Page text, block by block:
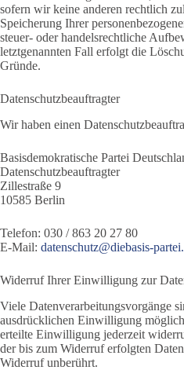
sofern wir keine anderen rechtlich
Speicherung Ihrer
steuer- oder handelsrechtliche
letztgenannten Fall erfolgt die
Gründe.
Datenschutz­beauftragter
Wir haben einen
Basisdemokratische Partei
Datenschutzbeauftragter
Zillestraße 9
10585 Berlin
Telefon: 030 / 863 20 27 80
E-Mail: datenschutz@diebasis-
Widerruf Ihrer Einwilligung zur
Viele Datenverarbeitungsvorgänge
ausdrücklichen Einwilligung
erteilte Einwilligung jederzeit
der bis zum Widerruf erfolgten
Widerruf unberührt.